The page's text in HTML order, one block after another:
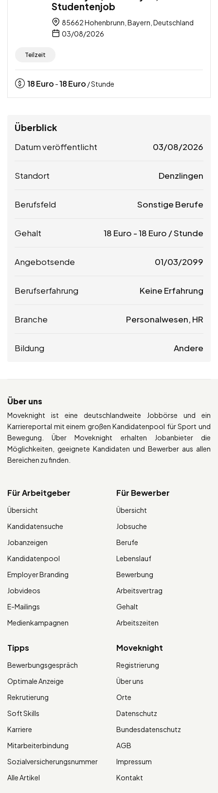
Studentenjob
85662 Hohenbrunn, Bayern, Deutschland
03/08/2026
Teilzeit
18Euro -18Euro / Stunde
Überblick
Datum veröffentlicht 03/08/2026
Standort Denzlingen
Berufsfeld Sonstige Berufe
Gehalt 18 Euro -18 Euro / Stunde
Angebotsende 01/03/2099
Berufserfahrung Keine Erfahrung
Branche Personalwesen, HR
Bildung Andere
Über uns
Moveknight ist eine deutschlandweite Jobbörse und ein
Karriereportal mit einem großen Kandidatenpool für Sport und
Bewegung. Über Moveknight erhalten Jobanbieter die
Möglichkeiten, geeignete Kandidaten und Bewerber aus allen
Bereichen zu finden.
Für Arbeitgeber
Übersicht
Kandidatensuche
Jobanzeigen
Kandidatenpool
Employer Branding
Jobvideos
E-Mailings
Medienkampagnen
Für Bewerber
Übersicht
Jobsuche
Berufe
Lebenslauf
Bewerbung
Arbeitsvertrag
Gehalt
Arbeitszeiten
Tipps
Bewerbungsgespräch
Optimale Anzeige
Rekrutierung
Soft Skills
Karriere
Mitarbeiterbindung
Sozialversicherungsnummer
Alle Artikel
Moveknight
Registrierung
Über uns
Orte
Datenschutz
Bundesdatenschutz
AGB
Impressum
Kontakt